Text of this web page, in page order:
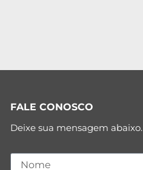
FALE CONOSCO
Deixe sua mensagem abaixo.